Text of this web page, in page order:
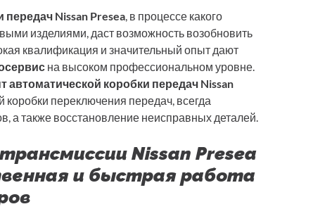
Nissan Presea, в процессе какого
изделиями, даст возможность возобновить
квалификация и значительный опыт дают
на высоком профессиональном уровне.
автоматической коробки передач Nissan
переключения передач, всегда
а также восстановление неисправных деталей.
Nissan Presea
и быстрая работа